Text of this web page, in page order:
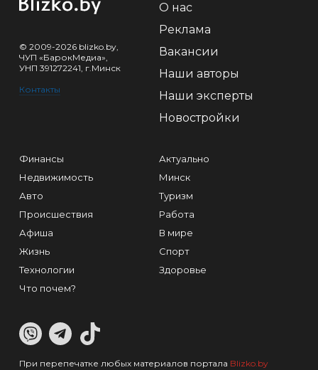
© 2009-2026 blizko.by,
ЧУП «БарокМедиа»,
УНП 391272241, г.Минск
Контакты
О нас
Реклама
Вакансии
Наши авторы
Наши эксперты
Новостройки
Финансы
Недвижимость
Авто
Происшествия
Афиша
Жизнь
Технологии
Что почем?
Актуально
Минск
Туризм
Работа
В мире
Спорт
Здоровье
При перепечатке любых материалов портала Blizko.by